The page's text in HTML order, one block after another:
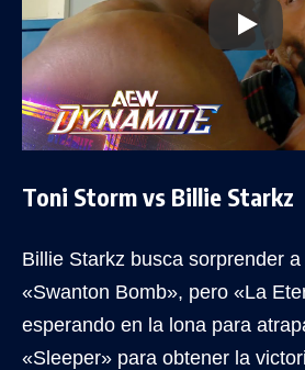
Toni Storm vs Billie Starkz
Billie Starkz busca sorprender
«Swanton Bomb», pero «La
esperando en la lona para
«Sleeper» para obtener la